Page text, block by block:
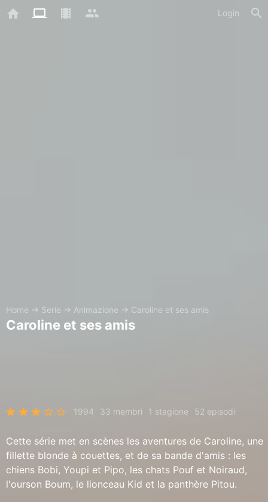
Login
Home → Serie → Animazione → Caroline et ses amis
Caroline et ses amis
1994 33 membri 1 stagione 52 episodi
Cette série met en scènes les aventures de Caroline, une
fillette blonde à couettes, et de sa bande d'amis : les
chiens Bobi, Youpi et Pipo, les chats Pouf et Noiraud,
l'ourson Boum, le lionceau Kid et la panthère Pitou.